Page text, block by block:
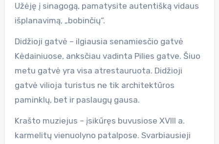
Užėję į sinagogą, pamatysite autentišką vidaus
išplanavimą, „bobinčių“.
Didžioji gatvė – ilgiausia senamiesčio gatvė
Kėdainiuose, anksčiau vadinta Pilies gatve. Šiuo
metu gatvė yra visa atrestauruota. Didžioji
gatvė vilioja turistus ne tik architektūros
paminklų, bet ir paslaugų gausa.
Krašto muziejus – įsikūręs buvusiose XVIII a.
karmelitų vienuolyno patalpose. Svarbiausieji